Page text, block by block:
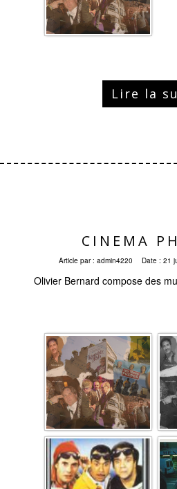
Lire la
CINEMA
Article par : admin4220 Date : 21
Olivier Bernard compose des